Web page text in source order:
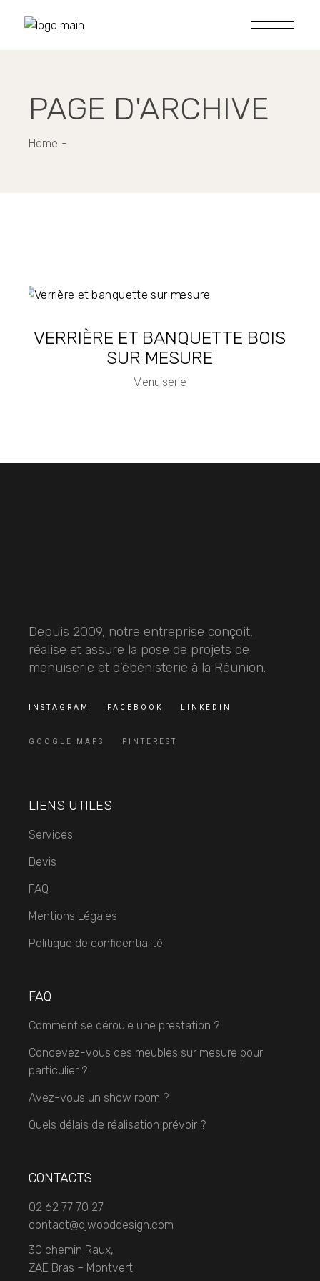
PAGE D'ARCHIVE
Home
VERRIÈRE ET BANQUETTE BOIS
SUR MESURE
Menuiserie
Depuis 2009, notre entreprise conçoit,
réalise et assure la pose de projets de
menuiserie et d’ébénisterie à la Réunion.
INSTAGRAM FACEBOOK LINKEDIN
GOOGLE MAPS PINTEREST
LIENS UTILES
Services
Devis
FAQ
Mentions Légales
Politique de confidentialité
FAQ
Comment se déroule une prestation ?
Concevez-vous des meubles sur mesure pour
particulier ?
Avez-vous un show room ?
Quels délais de réalisation prévoir ?
CONTACTS
02 62 77 70 27
contact@djwooddesign.com
30 chemin Raux,
ZAE Bras – Montvert